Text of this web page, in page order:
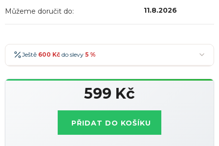
Můžeme doručit do: 11.8.2026
Ještě 600 Kč do slevy 5 %
599 Kč
PŘIDAT DO KOŠÍKU